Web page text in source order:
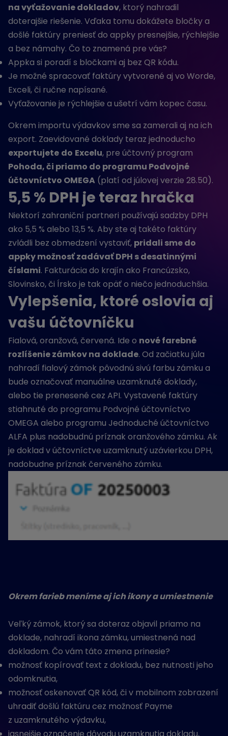
na vyťažovanie dokladov, ktorý nahradil
doterajšie riešenie. Vďaka tomu dokážete bločky a
došlé faktúry preniesť do appky presnejšie, rýchlejšie
a bez námahy. Čo to znamená pre vás?
Appka si poradí s bločkami aj bez QR kódu.
Je možné spracovať faktúry vytvorené aj vo Worde,
Exceli, či ručne napísané.
Vyťažovanie je rýchlejšie a ušetrí vám kopec času.
Okrem importu výdavkov sme sa zamerali aj na ich
export. Zaevidované doklady teraz jednoducho
exportujete do Excelu, pre účtovný program
Pohoda, či priamo do programu Podvojné
účtovníctvo OMEGA (platí od júlovej verzie 28.50).
5,5 % DPH je teraz hračka
Niektorí zahraniční partneri používajú sadzby DPH
ako 5,5 % alebo 13,5 %. Aby ste aj takéto faktúry
zvládli bez obmedzení vystaviť, pridali sme do
appky možnosť zadávať DPH s desatinnými
číslami. Fakturácia do krajín ako Francúzsko,
Slovinsko, či Írsko je tak opäť o niečo jednoduchšia.
Vylepšenia, ktoré oslovia aj
vašu účtovníčku
Fialová, oranžová, červená. Ide o nové farebné
rozlíšenie zámkov na doklade. Od začiatku júla
nahradí fialový zámok pôvodnú sivú farbu zámku a
bude označovať manuálne uzamknuté doklady,
alebo tie prenesené cez API. Vystavené faktúry
stiahnuté do programu Podvojné účtovníctvo
OMEGA alebo programu Jednoduché účtovníctvo
ALFA plus nadobudnú príznak oranžového zámku. Ak
je doklad v účtovníctve uzamknutý uzávierkou DPH,
nadobudne príznak červeného zámku.
Okrem farieb meníme aj ich ikony a umiestnenie
Veľký zámok, ktorý sa doteraz objavil priamo na
doklade, nahradí ikona zámku, umiestnená nad
dokladom. Čo vám táto zmena prinesie?
možnosť kopírovať text z dokladu, bez nutnosti jeho
odomknutia,
možnosť oskenovať QR kód, či v mobilnom zobrazení
uhradiť došlú faktúru cez možnosť Payme
z uzamknutého výdavku,